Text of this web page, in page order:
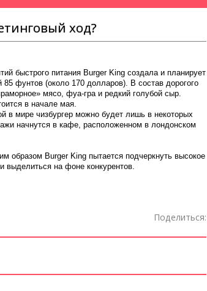
ход?
быстрого питания Burger King создала и планирует
85 фунтов (около 170 долларов). В состав дорогого
мясо, фуа-гра и редкий голубой сыр.
в начале мая.
в мире чизбургер можно будет лишь в некоторых
начнутся в кафе, расположенном в лондонском
образом Burger King пытается подчеркнуть высокое
выделиться на фоне конкурентов.
Поделиться: